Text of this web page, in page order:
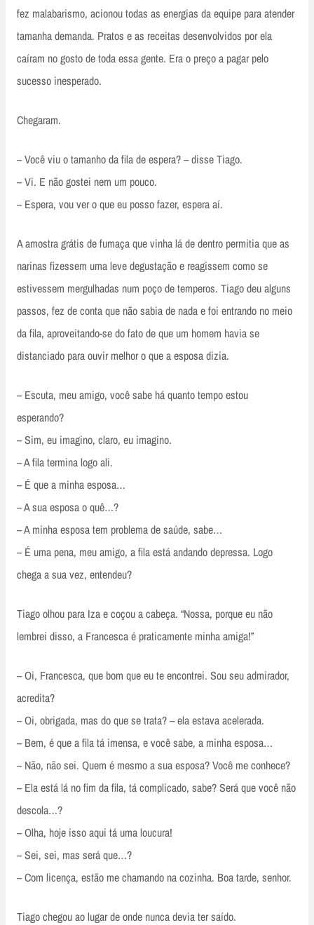
fez malabarismo, acionou todas as energias da equipe para atender
tamanha demanda. Pratos e as receitas desenvolvidos por ela
caíram no gosto de toda essa gente. Era o preço a pagar pelo
sucesso inesperado.
Chegaram.
– Você viu o tamanho da fila de espera? – disse Tiago.
– Vi. E não gostei nem um pouco.
– Espera, vou ver o que eu posso fazer, espera aí.
A amostra grátis de fumaça que vinha lá de dentro permitia que as
narinas fizessem uma leve degustação e reagissem como se
estivessem mergulhadas num poço de temperos. Tiago deu alguns
passos, fez de conta que não sabia de nada e foi entrando no meio
da fila, aproveitando-se do fato de que um homem havia se
distanciado para ouvir melhor o que a esposa dizia.
– Escuta, meu amigo, você sabe há quanto tempo estou
esperando?
– Sim, eu imagino, claro, eu imagino.
– A fila termina logo ali.
– É que a minha esposa…
– A sua esposa o quê…?
– A minha esposa tem problema de saúde, sabe…
– É uma pena, meu amigo, a fila está andando depressa. Logo
chega a sua vez, entendeu?
Tiago olhou para Iza e coçou a cabeça. “Nossa, porque eu não
lembrei disso, a Francesca é praticamente minha amiga!”
– Oi, Francesca, que bom que eu te encontrei. Sou seu admirador,
acredita?
– Oi, obrigada, mas do que se trata? – ela estava acelerada.
– Bem, é que a fila tá imensa, e você sabe, a minha esposa…
– Não, não sei. Quem é mesmo a sua esposa? Você me conhece?
– Ela está lá no fim da fila, tá complicado, sabe? Será que você não
descola…?
– Olha, hoje isso aqui tá uma loucura!
– Sei, sei, mas será que…?
– Com licença, estão me chamando na cozinha. Boa tarde, senhor.
Tiago chegou ao lugar de onde nunca devia ter saído.